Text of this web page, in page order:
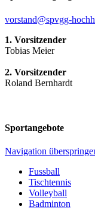
vorstand@spvgg-
1. Vorsitzender
Tobias Meier
2. Vorsitzender
Roland Bernhardt
Sportangebote
Navigation
Fussball
Tischtennis
Volleyball
Badminton